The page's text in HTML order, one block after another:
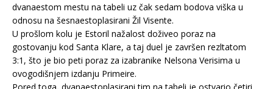
dvanaestom mestu na tabeli uz čak sedam bodova viška u
odnosu na šesnaestoplasirani Žil Visente.
U prošlom kolu je Estoril nažalost doživeo poraz na
gostovanju kod Santa Klare, a taj duel je završen rezltatom
3:1, što je bio peti poraz za izabranike Nelsona Verisima u
ovogodišnjem izdanju Primeire.